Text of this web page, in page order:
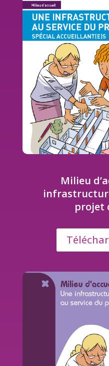
Milieu
projet